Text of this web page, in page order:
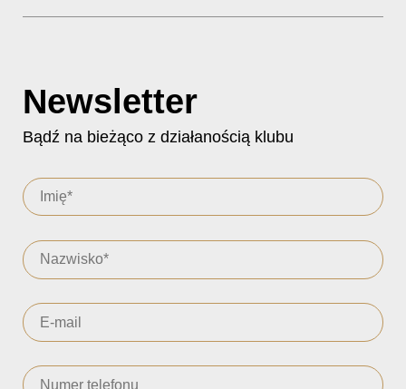
Newsletter
Bądź na bieżąco z działanością klubu